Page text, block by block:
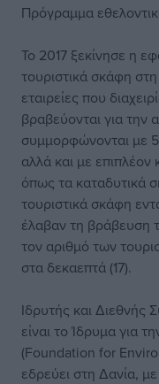
Πρόγραμμα
Το 2017 ξεκίνησε η
τουριστικά σκάφη
εταιρείες που
βραβεύονται για την
συμμορφώνονται με
αλλά και με επιπλέον
όπως τα καταδυτικά
τουριστικά σκάφη
έλαβαν τη βράβευση
τον αριθμό των
στα δεκαεπτά (17).
Ιδρυτής και Διεθνής
είναι το Ίδρυμα για
(Foundation for
εδρεύει στη Δανία,